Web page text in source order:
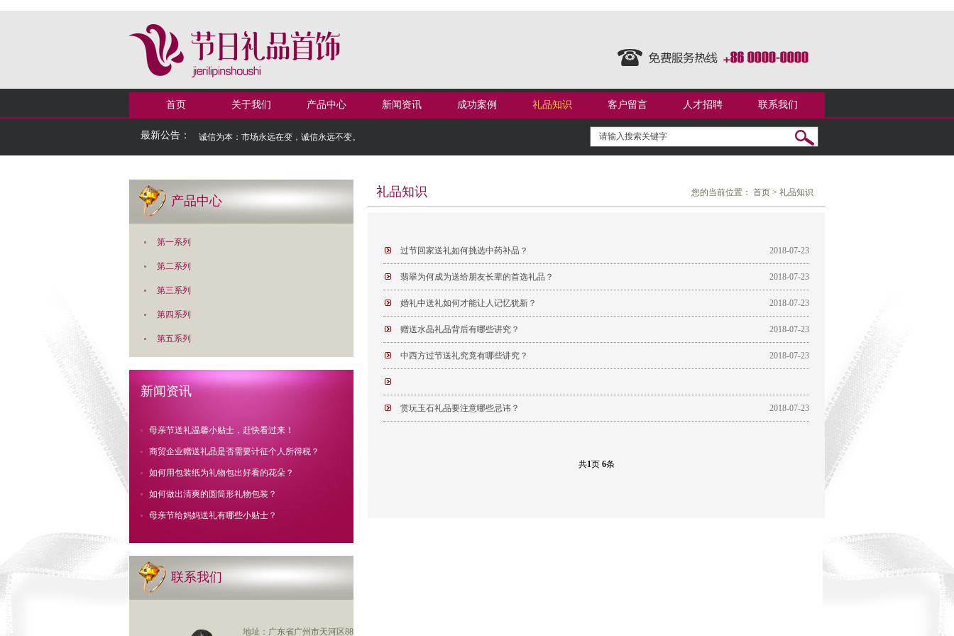
首页 关于我们 产品中心 新闻资讯 成功案例 礼品知识 客户留言 人才招聘 联系我们
最新公告： 诚信为本：市场永远在变，诚信永远不变。
礼品知识 您的当前位置： 首页 > 礼品知识
2018-07-23
过节回家送礼如何挑选中药补品？
2018-07-23
翡翠为何成为送给朋友长辈的首选礼品？
2018-07-23
婚礼中送礼如何才能让人记忆犹新？
2018-07-23
赠送水晶礼品背后有哪些讲究？
2018-07-23
中西方过节送礼究竟有哪些讲究？
2018-07-23
赏玩玉石礼品要注意哪些忌讳？
共1页 6条
产品中心
第一系列
第二系列
第三系列
第四系列
第五系列
新闻资讯
母亲节送礼温馨小贴士，赶快看过来！
商贸企业赠送礼品是否需要计征个人所得税？
如何用包装纸为礼物包出好看的花朵？
如何做出清爽的圆筒形礼物包装？
母亲节给妈妈送礼有哪些小贴士？
联系我们
地址：广东省广州市天河区88